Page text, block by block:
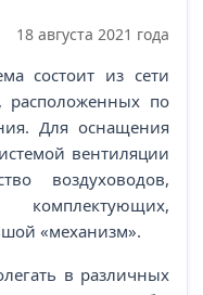
18 августа 2021 года
состоит из сети
расположенных по
Для оснащения
вентиляции
воздуховодов,
«механизм».
в различных